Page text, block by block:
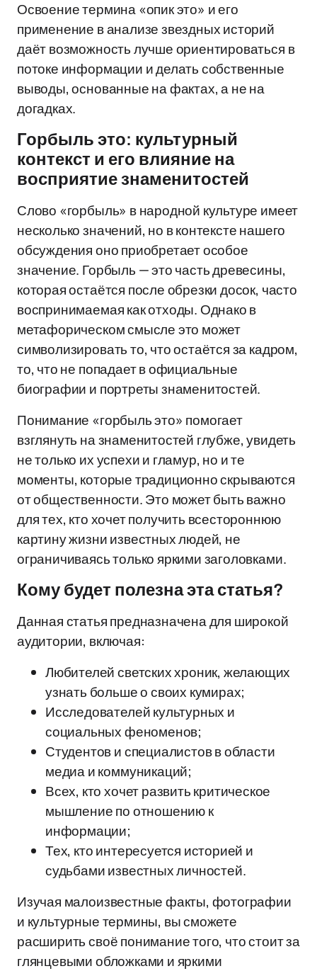
Освоение термина «опик это» и его
применение в анализе звездных историй
даёт возможность лучше ориентироваться в
потоке информации и делать собственные
выводы, основанные на фактах, а не на
догадках.
Горбыль это: культурный
контекст и его влияние на
восприятие знаменитостей
Слово «горбыль» в народной культуре имеет
несколько значений, но в контексте нашего
обсуждения оно приобретает особое
значение. Горбыль — это часть древесины,
которая остаётся после обрезки досок, часто
воспринимаемая как отходы. Однако в
метафорическом смысле это может
символизировать то, что остаётся за кадром,
то, что не попадает в официальные
биографии и портреты знаменитостей.
Понимание «горбыль это» помогает
взглянуть на знаменитостей глубже, увидеть
не только их успехи и гламур, но и те
моменты, которые традиционно скрываются
от общественности. Это может быть важно
для тех, кто хочет получить всестороннюю
картину жизни известных людей, не
ограничиваясь только яркими заголовками.
Кому будет полезна эта статья?
Данная статья предназначена для широкой
аудитории, включая:
Любителей светских хроник, желающих
узнать больше о своих кумирах;
Исследователей культурных и
социальных феноменов;
Студентов и специалистов в области
медиа и коммуникаций;
Всех, кто хочет развить критическое
мышление по отношению к
информации;
Тех, кто интересуется историей и
судьбами известных личностей.
Изучая малоизвестные факты, фотографии
и культурные термины, вы сможете
расширить своё понимание того, что стоит за
глянцевыми обложками и яркими